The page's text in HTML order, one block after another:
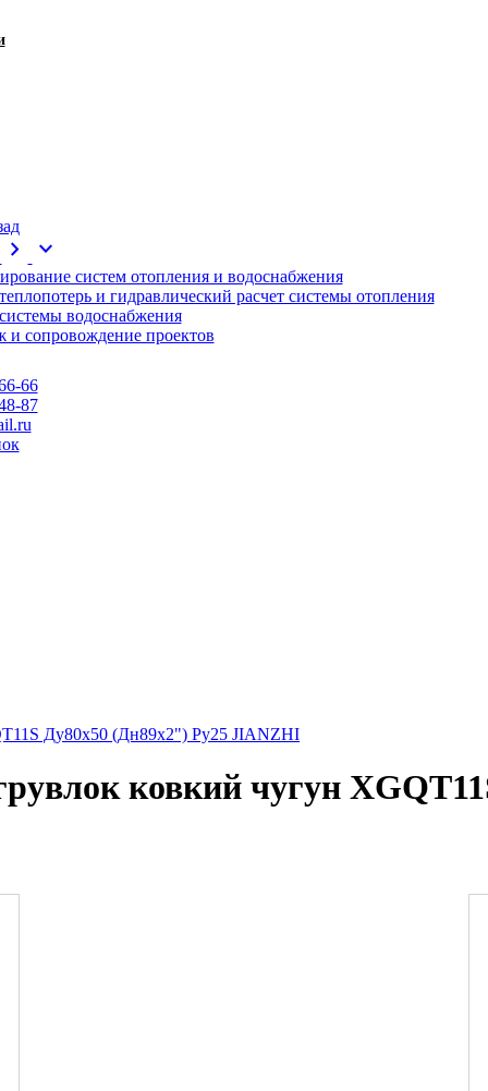
chevron_right expand_more
систем отопления и водоснабжения
и гидравлический расчет системы отопления
водоснабжения
и сопровождение проектов
66
87
Ду80х50 (Дн89х2") Ру25 JIANZHI
ковкий чугун